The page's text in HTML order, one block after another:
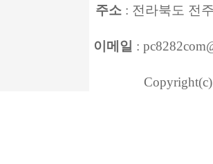
주소 : 전라북도 전
이메일 :